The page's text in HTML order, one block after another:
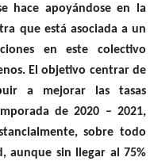
hace apoyándose en la
que está asociada a un
en este colectivo
El objetivo centrar de
a mejorar las tasas
de 2020 – 2021,
sobre todo
aunque sin llegar al 75%